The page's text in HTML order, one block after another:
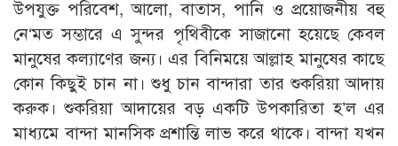
উপযুক্ত পরিবেশ, আলো, বাতাস, পানি ও প্রয়োজনীয় বহু
নে‘মত সম্ভারে এ সুন্দর পৃথিবীকে সাজানো হয়েছে কেবল
মানুষের কল্যাণের জন্য। এর বিনিময়ে আল্লাহ মানুষের কাছে
কোন কিছুই চান না। শুধু চান বান্দারা তার শুকরিয়া আদায়
করুক। শুকরিয়া আদায়ের বড় একটি উপকারিতা হ’ল এর
মাধ্যমে বান্দা মানসিক প্রশান্তি লাভ করে থাকে। বান্দা যখন